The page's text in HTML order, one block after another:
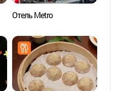
Отель Metro